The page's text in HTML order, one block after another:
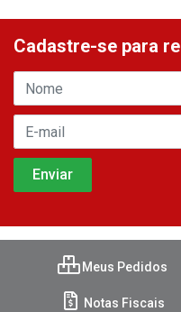
Cadastre-se para
Meus Pedidos
Notas Fiscais